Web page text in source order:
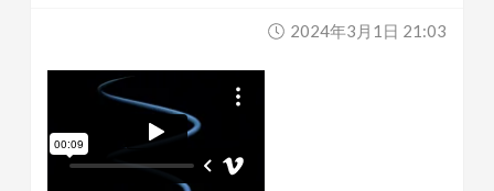
2024年3月1日 21:03